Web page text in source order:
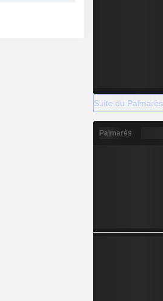
Suite du Palmarès
Palmarès